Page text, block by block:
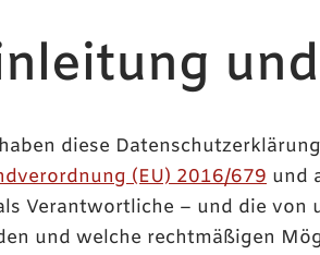
diese
(EU) 2016/679 und
Verantwortliche – und die von
und welche rechtmäßigen